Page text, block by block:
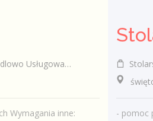
Wiązownica Duża
Wymagania inne:
- pomoc